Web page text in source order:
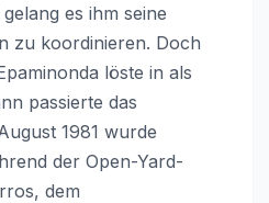
es ihm seine
zu koordinieren. Doch
löste in als
passierte das
1981 wurde
der Open-Yard-
dem